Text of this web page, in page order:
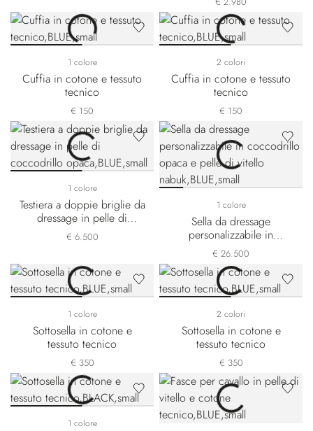
1 colore
Cuffia in cotone e tessuto
tecnico
€ 150
2 colori
Cuffia in cotone e tessuto
tecnico
€ 150
1 colore
Testiera a doppie briglie da
dressage in pelle di
coccodrillo opaca
€ 6.500
1 colore
Sella da dressage
personalizzabile in
coccodrillo opaca e pelle
di vitello nabuk
€ 26.500
1 colore
Sottosella in cotone e
tessuto tecnico
€ 350
2 colori
Sottosella in cotone e
tessuto tecnico
€ 350
1 colore